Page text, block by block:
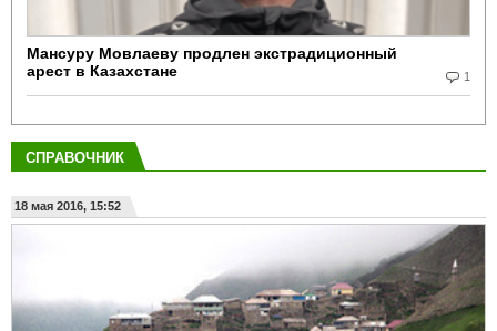
1
Мансуру Мовлаеву продлен экстрадиционный
арест в Казахстане
СПРАВОЧНИК
18 мая 2016, 15:52